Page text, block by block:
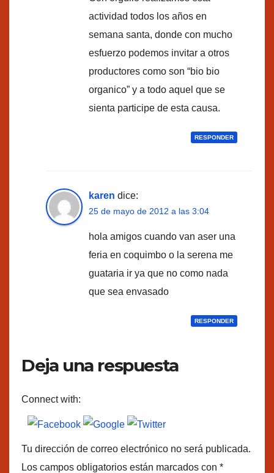
actividad todos los años en
semana santa, donde con mucho
esfuerzo podemos invitar a otros
productores como son “bio bio
organico” y a todo aquel que se
sienta participe de esta causa.
RESPONDER
karen dice:
25 de mayo de 2012 a las 3:04
hola amigos cuando van aser una
feria en coquimbo o la serena me
guataria ir ya que no como nada
que sea envasado
RESPONDER
Deja una respuesta
Connect with:
Tu dirección de correo electrónico no será publicada.
Los campos obligatorios están marcados con *